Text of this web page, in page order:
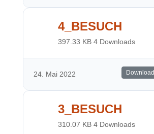
4_BESUCH
397.33 KB 4 Downloads
24. Mai 2022 Download
3_BESUCH
310.07 KB 4 Downloads